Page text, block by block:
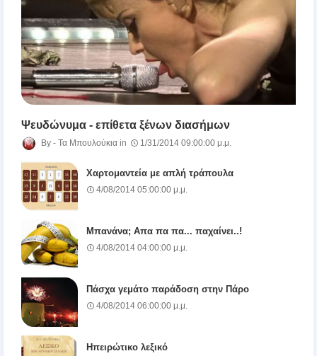
Ψευδώνυμα - επίθετα ξένων διασήμων
Τα Μπουλούκια 1/31/2014 09:00:00 μ.μ.
Χαρτομαντεία με απλή τράπουλα
4/08/2014 05:00:00 μ.μ.
Μπανάνα; Απα πα πα... παχαίνει..!
4/08/2014 04:00:00 μ.μ.
Πάσχα γεμάτο παράδοση στην Πάρο
4/08/2014 06:00:00 μ.μ.
Ηπειρώτικο λεξικό